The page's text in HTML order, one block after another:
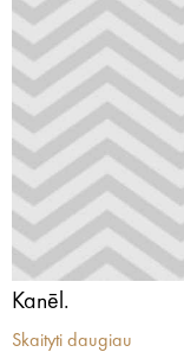
Kanēl.
Skaityti daugiau